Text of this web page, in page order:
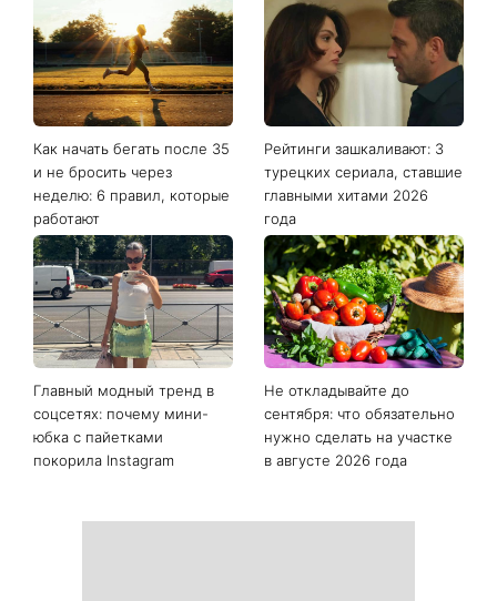
Как начать бегать после 35
и не бросить через
неделю: 6 правил, которые
работают
Рейтинги зашкаливают: 3
турецких сериала, ставшие
главными хитами 2026
года
Главный модный тренд в
соцсетях: почему мини-
юбка с пайетками
покорила Instagram
Не откладывайте до
сентября: что обязательно
нужно сделать на участке
в августе 2026 года